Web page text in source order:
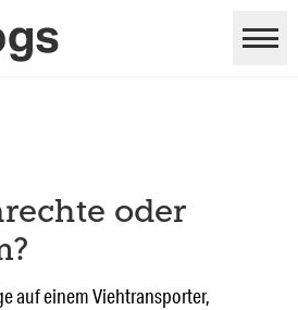
oder
auf einem Viehtransporter,